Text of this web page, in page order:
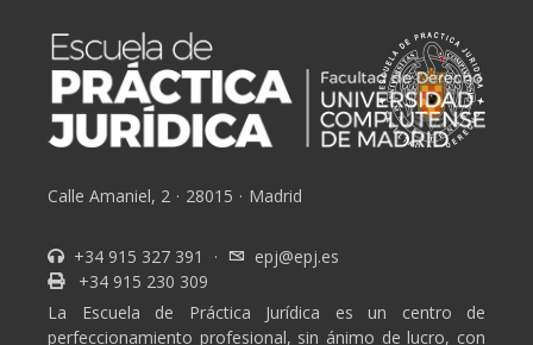
Calle Amaniel, 2 · 28015 · Madrid
+34 915 327 391 ·
epj@epj.es
+34 915 230 309
La Escuela de Práctica Jurídica es un centro de
perfeccionamiento profesional, sin ánimo de lucro, con